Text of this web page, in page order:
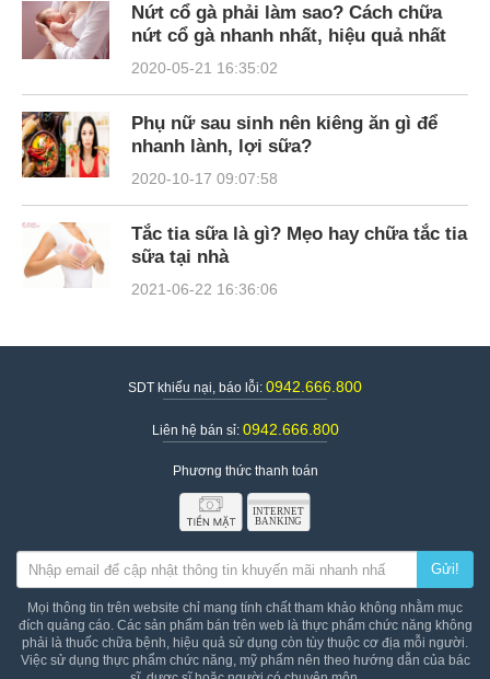
Nứt cổ gà phải làm sao? Cách chữa
nứt cổ gà nhanh nhất, hiệu quả nhất
2020-05-21 16:35:02
Phụ nữ sau sinh nên kiêng ăn gì để
nhanh lành, lợi sữa?
2020-10-17 09:07:58
Tắc tia sữa là gì? Mẹo hay chữa tắc tia
sữa tại nhà
2021-06-22 16:36:06
SDT khiếu nại, báo lỗi: 0942.666.800
Liên hệ bán sỉ: 0942.666.800
Phương thức thanh toán
Gửi!
Mọi thông tin trên website chỉ mang tính chất tham khảo không nhằm mục
đích quảng cáo. Các sản phẩm bán trên web là thực phẩm chức năng không
phải là thuốc chữa bệnh, hiệu quả sử dụng còn tùy thuộc cơ địa mỗi người.
Việc sử dụng thực phẩm chức năng, mỹ phẩm nên theo hướng dẫn của bác